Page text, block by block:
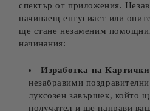
спектър от приложения.
начинаещ ентусиаст или
ще стане незаменим
начинания:
Изработка на
незабравими
луксозен завършек, който
получател и ще направи